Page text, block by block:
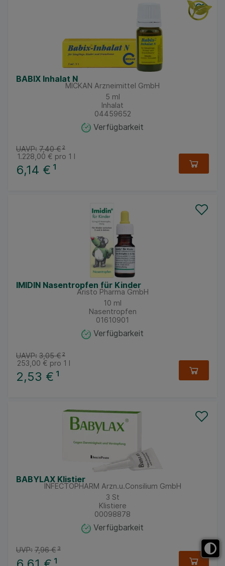
BABIX Inhalat N
MICKAN Arzneimittel GmbH
5 ml
Inhalat
04459652
Verfügbarkeit
6,14 € ¹
UAVP: 7,40 €²
1.228,00 € pro 1 l
IMIDIN Nasentropfen für Kinder
Aristo Pharma GmbH
10 ml
Nasentropfen
01610901
Verfügbarkeit
2,53 € ¹
UAVP: 3,05 €²
253,00 € pro 1 l
BABYLAX Klistier
INFECTOPHARM Arzn.u.Consilium GmbH
3 St
Klistiere
00098878
Verfügbarkeit
UVP: 7,96 €³